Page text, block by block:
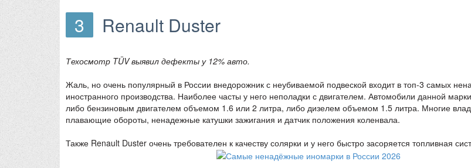
3 Renault Duster
Техосмотр TÜV выявил дефекты у 12% авто.
Жаль, но очень популярный в России внедорожник с неубиваемой подвеской входит в топ-3 самых
иностранного производства. Наиболее часты у него неполадки с двигателем. Автомобили данной
либо бензиновым двигателем объемом 1.6 или 2 литра, либо дизелем объемом 1.5 литра. Многие
плавающие обороты, ненадежные катушки зажигания и датчик положения коленвала.
Также Renault Duster очень требователен к качеству солярки и у него быстро засоряется топливная